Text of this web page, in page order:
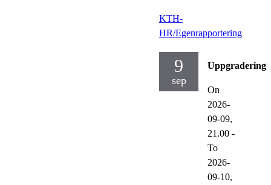
KTH-
HR/Egenrapportering
9
sep
On
2026-
09-09,
21.00 -
To
2026-
09-10,